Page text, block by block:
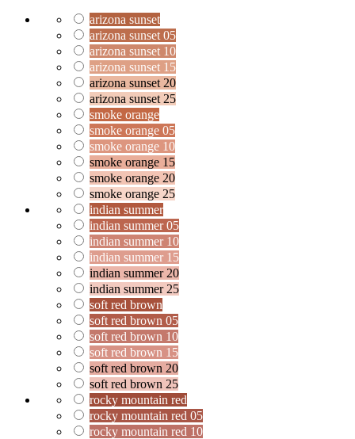
arizona sunset
arizona sunset 05
arizona sunset 10
arizona sunset 15
arizona sunset 20
arizona sunset 25
smoke orange
smoke orange 05
smoke orange 10
smoke orange 15
smoke orange 20
smoke orange 25
indian summer
indian summer 05
indian summer 10
indian summer 15
indian summer 20
indian summer 25
soft red brown
soft red brown 05
soft red brown 10
soft red brown 15
soft red brown 20
soft red brown 25
rocky mountain red
rocky mountain red 05
rocky mountain red 10